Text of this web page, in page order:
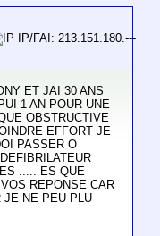
IP/FAI: 213.151.180.---
ET JAI 30 ANS
1 AN POUR UNE
OBSTRUCTIVE
EFFORT JE
PASSER O
..... ES QUE
REPONSE CAR
JE NE PEU PLU